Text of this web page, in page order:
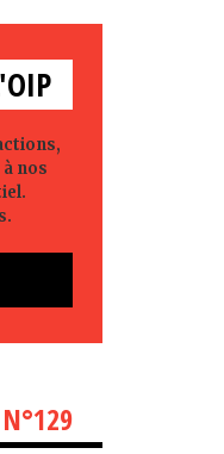
nos
N°129